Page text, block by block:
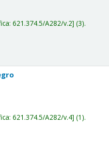
621.374.5/A282/v.2 (3).
621.374.5/A282/v.4 (1).